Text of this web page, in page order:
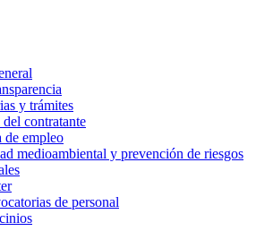
y trámites
contratante
de empleo
medioambiental y prevención de riesgos
de personal